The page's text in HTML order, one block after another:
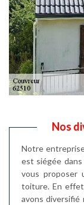
Nos
Notre
est siégée
vous proposer
toiture. En
avons